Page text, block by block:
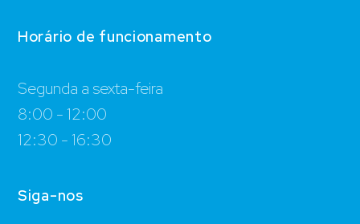
Horário de funcionamento
Segunda a sexta-feira
8:00 - 12:00
12:30 - 16:30
Siga-nos